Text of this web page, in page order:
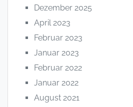
Dezember 2025
April 2023
Februar 2023
Januar 2023
Februar 2022
Januar 2022
August 2021